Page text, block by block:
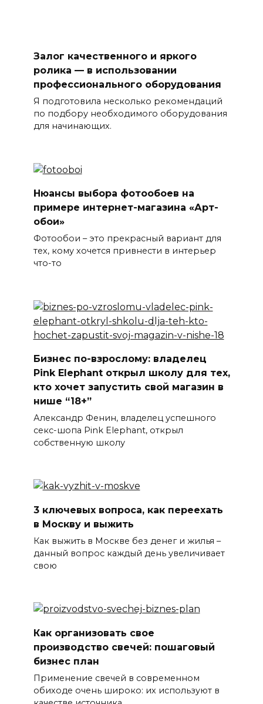
Залог качественного и яркого
ролика — в использовании
профессионального оборудования
Я подготовила несколько рекомендаций
по подбору необходимого оборудования
для начинающих.
Нюансы выбора фотообоев на
примере интернет-магазина «Арт-
обои»
Фотообои – это прекрасный вариант для
тех, кому хочется привнести в интерьер
что-то
Бизнес по-взрослому: владелец
Pink Elephant открыл школу для тех,
кто хочет запустить свой магазин в
нише “18+”
Александр Фенин, владелец успешного
секс-шопа Pink Elephant, открыл
собственную школу
3 ключевых вопроса, как переехать
в Москву и выжить
Как выжить в Москве без денег и жилья –
данный вопрос каждый день увеличивает
свою
Как организовать свое
производство свечей: пошаговый
бизнес план
Применение свечей в современном
обиходе очень широко: их используют в